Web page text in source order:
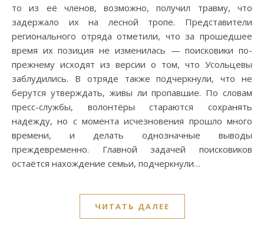
то из её членов, возможно, получил травму, что
задержало их на лесной тропе. Представители
регионального отряда отметили, что за прошедшее
время их позиция не изменилась — поисковики по-
прежнему исходят из версии о том, что Усольцевы
заблудились. В отряде также подчеркнули, что не
берутся утверждать, живы ли пропавшие. По словам
пресс-службы, волонтёры стараются сохранять
надежду, но с момента исчезновения прошло много
времени, и делать однозначные выводы
преждевременно. Главной задачей поисковиков
остаётся нахождение семьи, подчеркнули…
ЧИТАТЬ ДАЛЕЕ